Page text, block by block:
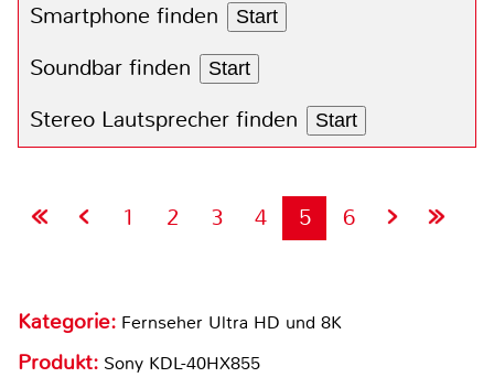
Smartphone finden Start
Soundbar finden Start
Stereo Lautsprecher finden Start
1 2 3 4 5 6
Kategorie: Fernseher Ultra HD und 8K
Produkt: Sony KDL-40HX855